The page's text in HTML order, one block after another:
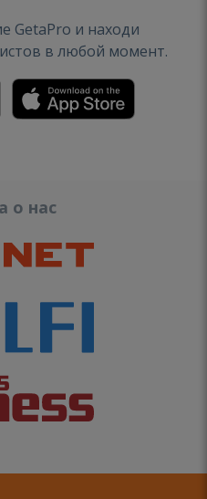
GetaPro и находи
в любой момент.
о нас